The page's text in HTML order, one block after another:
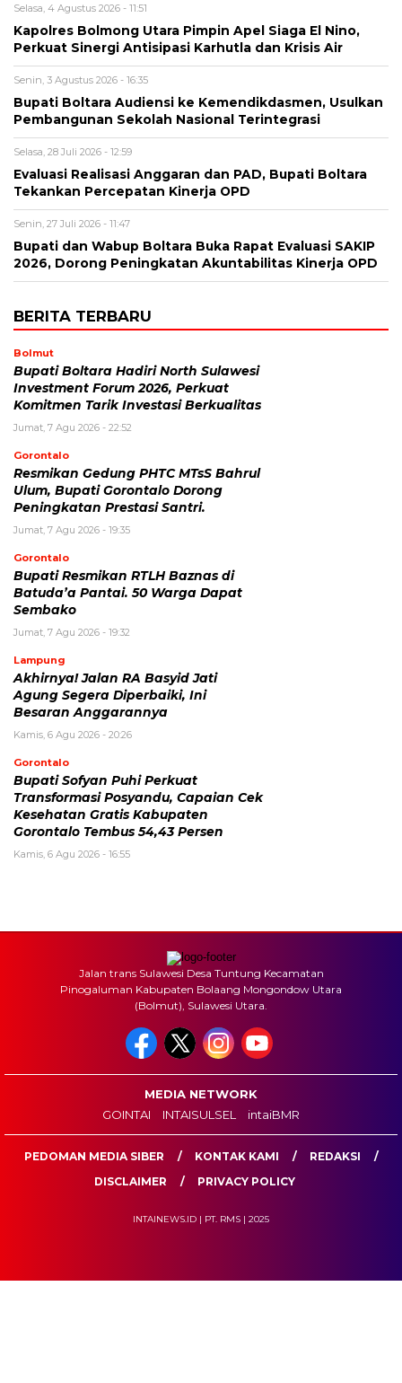
Selasa, 4 Agustus 2026 - 11:51
Kapolres Bolmong Utara Pimpin Apel Siaga El Nino,
Perkuat Sinergi Antisipasi Karhutla dan Krisis Air
Senin, 3 Agustus 2026 - 16:35
Bupati Boltara Audiensi ke Kemendikdasmen, Usulkan
Pembangunan Sekolah Nasional Terintegrasi
Selasa, 28 Juli 2026 - 12:59
Evaluasi Realisasi Anggaran dan PAD, Bupati Boltara
Tekankan Percepatan Kinerja OPD
Senin, 27 Juli 2026 - 11:47
Bupati dan Wabup Boltara Buka Rapat Evaluasi SAKIP
2026, Dorong Peningkatan Akuntabilitas Kinerja OPD
BERITA TERBARU
Bolmut
Bupati Boltara Hadiri North Sulawesi
Investment Forum 2026, Perkuat
Komitmen Tarik Investasi Berkualitas
Jumat, 7 Agu 2026 - 22:52
Gorontalo
Resmikan Gedung PHTC MTsS Bahrul
Ulum, Bupati Gorontalo Dorong
Peningkatan Prestasi Santri.
Jumat, 7 Agu 2026 - 19:35
Gorontalo
Bupati Resmikan RTLH Baznas di
Batuda’a Pantai. 50 Warga Dapat
Sembako
Jumat, 7 Agu 2026 - 19:32
Lampung
Akhirnya! Jalan RA Basyid Jati
Agung Segera Diperbaiki, Ini
Besaran Anggarannya
Kamis, 6 Agu 2026 - 20:26
Gorontalo
Bupati Sofyan Puhi Perkuat
Transformasi Posyandu, Capaian Cek
Kesehatan Gratis Kabupaten
Gorontalo Tembus 54,43 Persen
Kamis, 6 Agu 2026 - 16:55
Jalan trans Sulawesi Desa Tuntung Kecamatan
Pinogaluman Kabupaten Bolaang Mongondow Utara
(Bolmut), Sulawesi Utara.
MEDIA NETWORK
GOINTAI
INTAISULSEL intaiBMR
PEDOMAN MEDIA SIBER KONTAK KAMI
REDAKSI
DISCLAIMER
PRIVACY POLICY
INTAINEWS.ID | PT. RMS | 2025